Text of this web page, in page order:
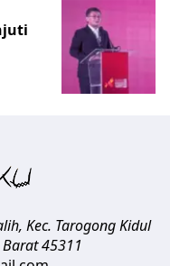
Kec. Tarogong Kidul
Barat45311